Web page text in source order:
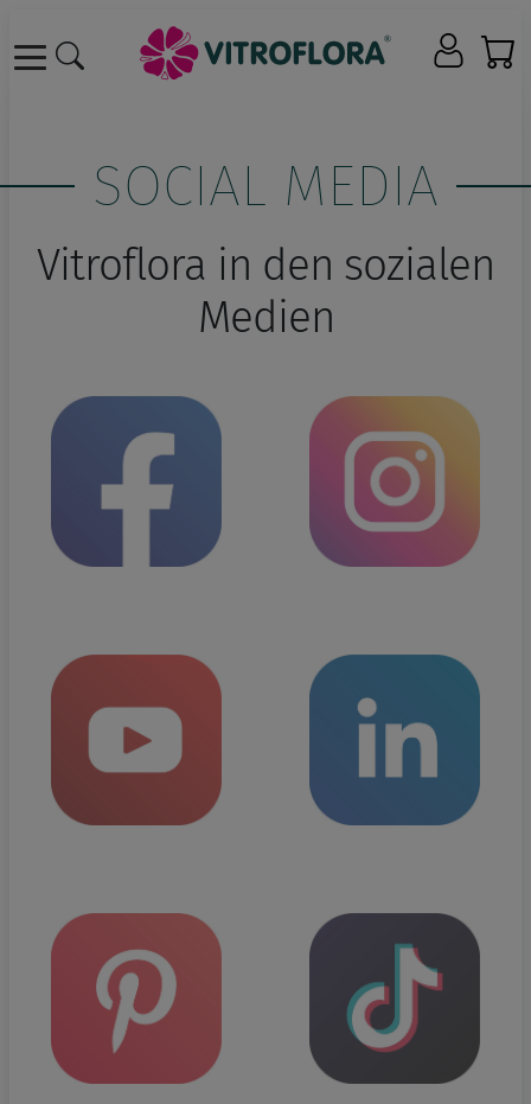
SOCIAL MEDIA
Vitroflora in den sozialen
Medien